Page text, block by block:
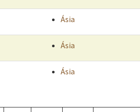
Ásia
Ásia
Ásia